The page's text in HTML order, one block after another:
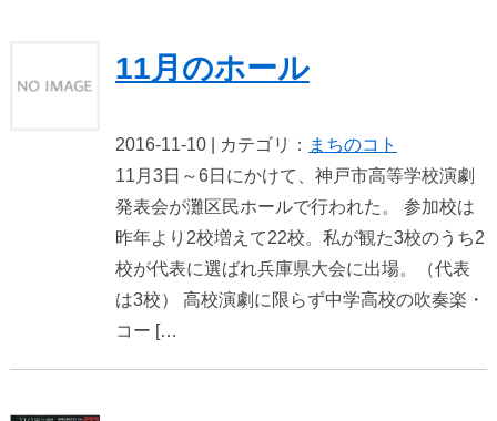
11月のホール
2016-11-10 | カテゴリ： まちのコト
11月3日～6日にかけて、神戸市高等学校演劇
発表会が灘区民ホールで行われた。 参加校は
昨年より2校増えて22校。私が観た3校のうち2
校が代表に選ばれ兵庫県大会に出場。（代表
は3校） 高校演劇に限らず中学高校の吹奏楽・
コー […